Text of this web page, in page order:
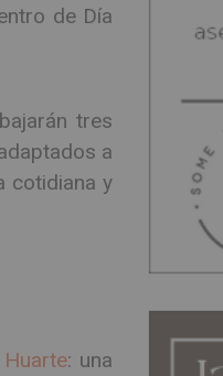
de Día
tres
a
cotidiana y
: una